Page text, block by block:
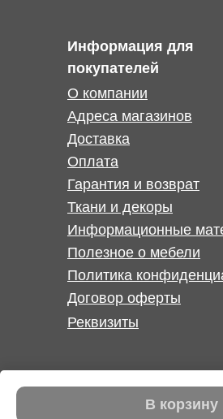
В корзину
Информация для
покупателей
Доставка
Ткани и декоры
Гарантия и возврат
Политика
Реквизиты
Договор оферты
Полезное о мебели
Информационные
Оплата
Адреса магазинов
О компании